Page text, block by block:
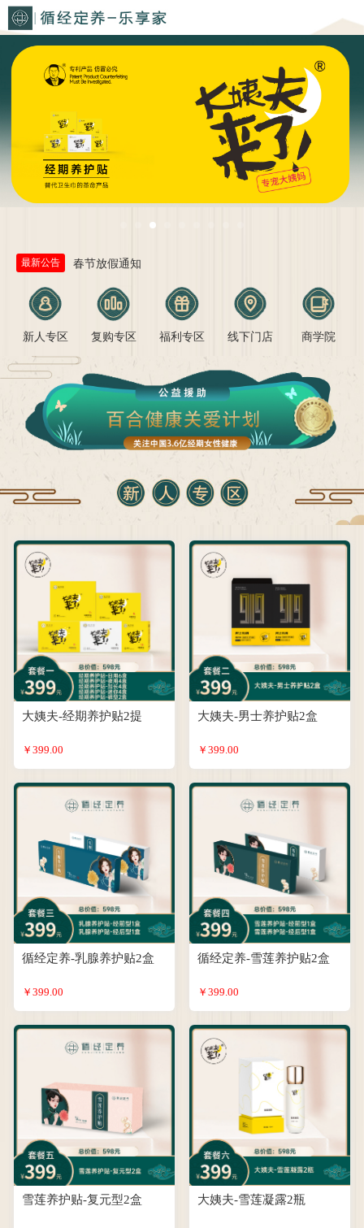
最新公告
春节放假通知
健康中国 | 2026生殖健康服务发展大...
关于各体验店及运营中心申报总部店补扶持重...
大姨夫2026开年大训圆满收官！聚力前行...
新人专区 复购专区 福利专区 线下门店 商学院
大姨夫-经期养护贴2提
￥399.00
大姨夫-男士养护贴2盒
￥399.00
循经定养-乳腺养护贴2盒
￥399.00
循经定养-雪莲养护贴2盒
￥399.00
雪莲养护贴-复元型2盒 大姨夫-雪莲凝露2瓶